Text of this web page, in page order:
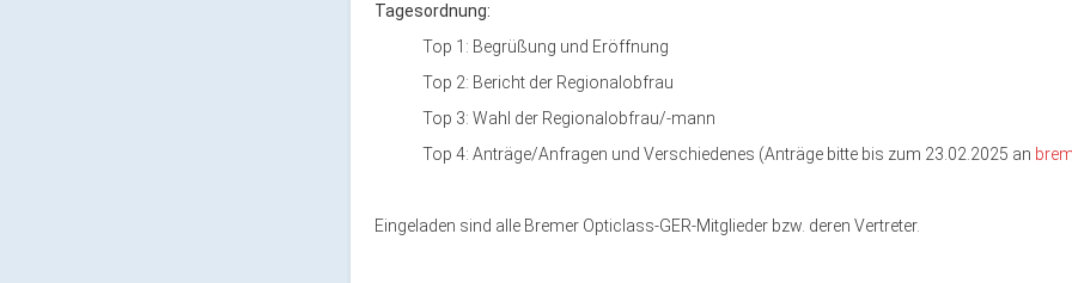
Tagesordnung:
Top 1: Begrüßung und Eröffnung
Top 2: Bericht der Regionalobfrau
Top 3: Wahl der Regionalobfrau/-mann
Top 4: Anträge/Anfragen und Verschiedenes (Anträge bitte bis zum 23.02.2025 an
Eingeladen sind alle Bremer Opticlass-GER-Mitglieder bzw. deren Vertreter.